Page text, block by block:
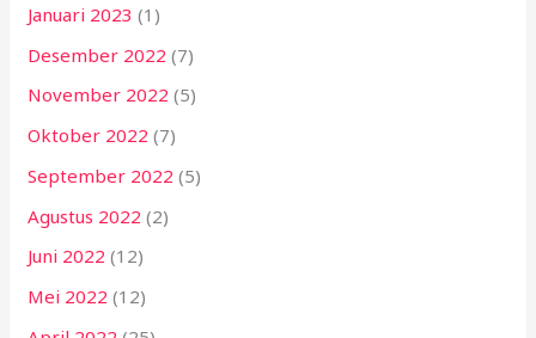
Januari 2023 (1)
Desember 2022 (7)
November 2022 (5)
Oktober 2022 (7)
September 2022 (5)
Agustus 2022 (2)
Juni 2022 (12)
Mei 2022 (12)